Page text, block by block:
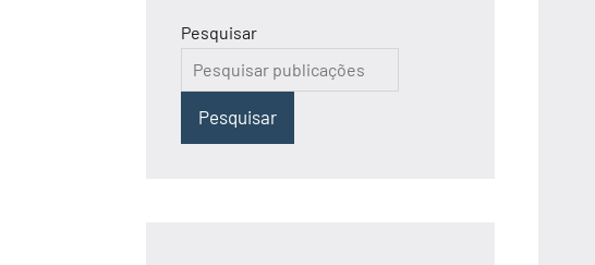
Pesquisar
Pesquisar